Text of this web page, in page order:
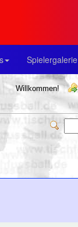
Spielergalerie
Willkommen!